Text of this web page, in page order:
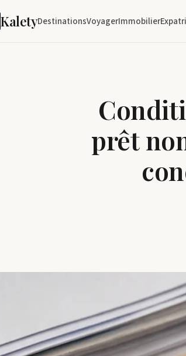
KaletyDestinationsVoyagerImmobilier
prêt